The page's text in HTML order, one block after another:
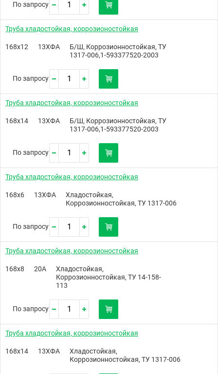
По запросу
Труба хладостойкая, коррозионостойкая
168х12 13ХФА
Б/Ш, Коррозионностойкая, ТУ
1317-006,1-593377520-2003
По запросу
Труба хладостойкая, коррозионостойкая
168х14 13ХФА
Б/Ш, Коррозионностойкая, ТУ
1317-006,1-593377520-2003
По запросу
Труба хладостойкая, коррозионостойкая
168х6 13ХФА
Хладостойкая,
Коррозионностойкая, ТУ 1317-006
По запросу
Труба хладостойкая, коррозионостойкая
168х8 20А
Хладостойкая,
Коррозионностойкая, ТУ 14-158-
113
По запросу
Труба хладостойкая, коррозионостойкая
168х14 13ХФА
Хладостойкая,
Коррозионностойкая, ТУ 1317-006